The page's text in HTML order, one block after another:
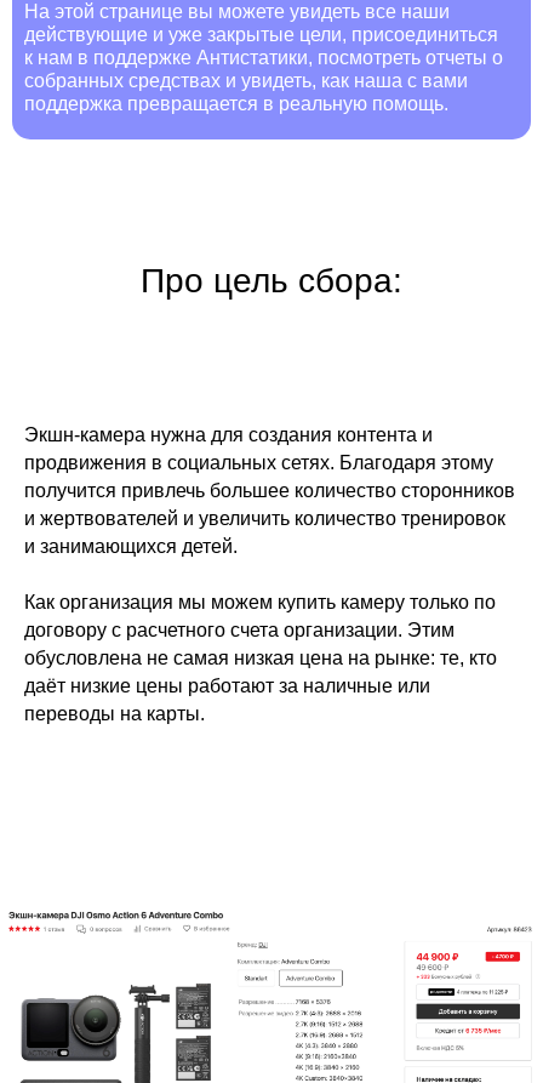
На этой странице вы можете увидеть все наши
действующие и уже закрытые цели, присоединиться
к нам в поддержке Антистатики, посмотреть отчеты о
собранных средствах и увидеть, как наша с вами
поддержка превращается в реальную помощь.
Про цель сбора:
Экшн-камера нужна для создания контента и
продвижения в социальных сетях. Благодаря этому
получится привлечь большее количество сторонников
и жертвователей и увеличить количество тренировок
и занимающихся детей.
Как организация мы можем купить камеру только по
договору с расчетного счета организации. Этим
обусловлена не самая низкая цена на рынке: те, кто
даёт низкие цены работают за наличные или
переводы на карты.